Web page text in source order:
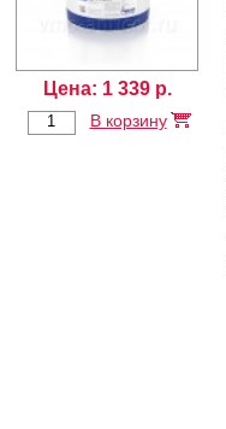
Цена: 1 339р.
В корзину